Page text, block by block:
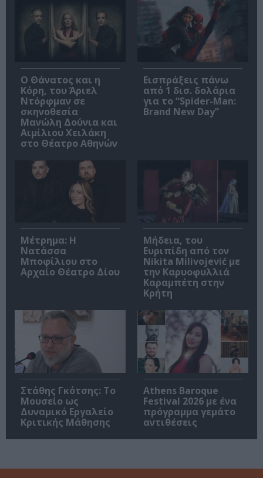
Ο Θάνατος και η
Κόρη, του Άριελ
Ντόρφμαν σε
σκηνοθεσία
Μανώλη Δούνια και
Αιμίλιου Χειλάκη
στο Θέατρο Αθηνών
Εισπράξεις πάνω
από 1 δισ. δολάρια
για το “Spider-Man:
Brand New Day”
Μέτρημα: Η
Νατάσσα
Μποφίλιου στο
Αρχαίο Θέατρο Δίου
Μήδεια, του
Ευριπίδη από τον
Nikita Milivojević με
την Καρυοφυλλιά
Καραμπέτη στην
Κρήτη
Στάθης Γκότσης: Το
Μουσείο ως
Δυναμικό Εργαλείο
Κριτικής Μάθησης
Athens Baroque
Festival 2026 με ένα
πρόγραμμα γεμάτο
αντιθέσεις